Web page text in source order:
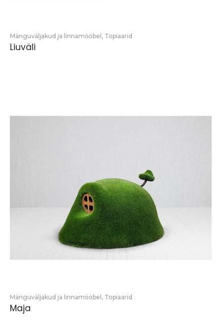
Mänguväljakud ja linnamööbel, Topiaarid
Liuväli
Mänguväljakud ja linnamööbel, Topiaarid
Maja